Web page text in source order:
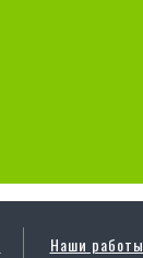
Наши работы